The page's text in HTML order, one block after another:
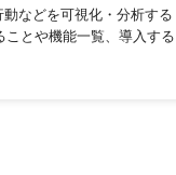
などを可視化・分析す
とや機能一覧、導入す